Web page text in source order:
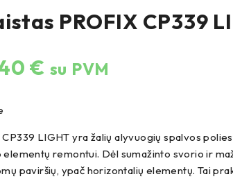
PROFIX CP339
€ su PVM
LIGHT yra žalių alyvuogių spalvos
elementų remontui. Dėl sumažinto svorio ir
paviršių, ypač horizontalių elementų. Tai